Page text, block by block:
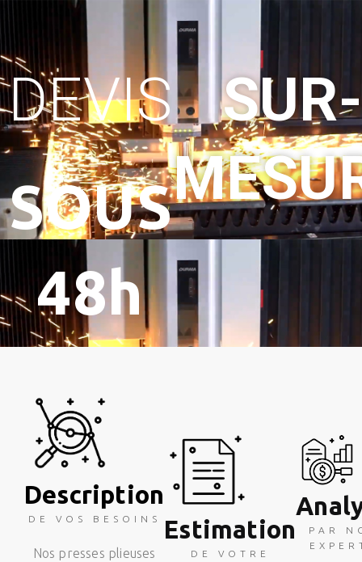
DEVIS
SOUS
48h
SUR-
Description
DE VOS BESOINS
Nos presses plieuses
Estimation
DE VOTRE
PAR